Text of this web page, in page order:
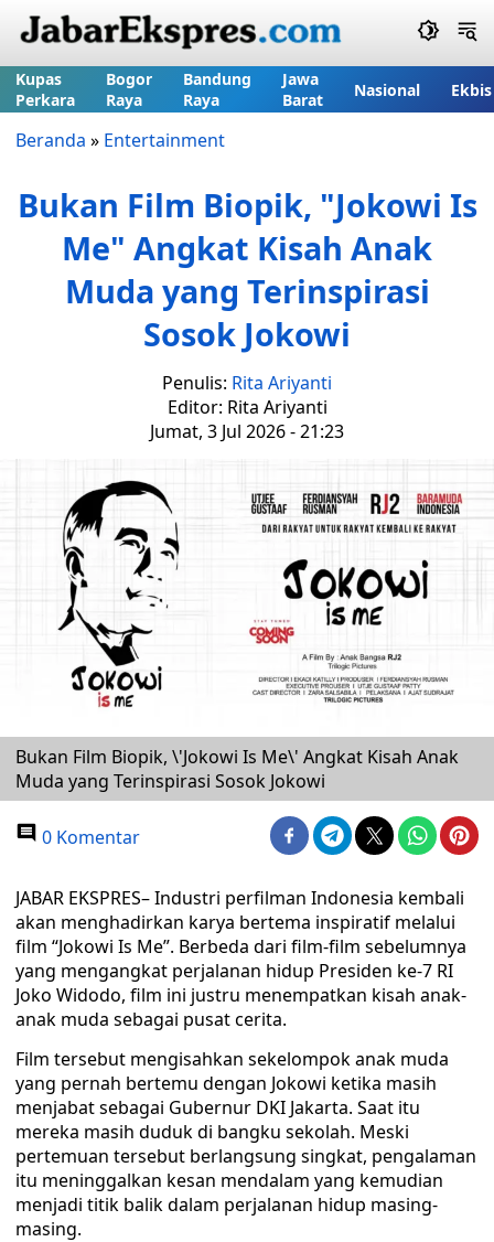
Kupas
Perkara
Bogor
Raya
Bandung
Raya
Jawa
Barat
Nasional Ekbis
Beranda » Entertainment
Bukan Film Biopik, "Jokowi Is
Me" Angkat Kisah Anak
Muda yang Terinspirasi
Sosok Jokowi
Penulis: Rita Ariyanti
Editor: Rita Ariyanti
Jumat, 3 Jul 2026 - 21:23
Bukan Film Biopik, \'Jokowi Is Me\' Angkat Kisah Anak
Muda yang Terinspirasi Sosok Jokowi
0 Komentar
JABAR EKSPRES– Industri perfilman Indonesia kembali
akan menghadirkan karya bertema inspiratif melalui
film “Jokowi Is Me”. Berbeda dari film-film sebelumnya
yang mengangkat perjalanan hidup Presiden ke-7 RI
Joko Widodo, film ini justru menempatkan kisah anak-
anak muda sebagai pusat cerita.
Film tersebut mengisahkan sekelompok anak muda
yang pernah bertemu dengan Jokowi ketika masih
menjabat sebagai Gubernur DKI Jakarta. Saat itu
mereka masih duduk di bangku sekolah. Meski
pertemuan tersebut berlangsung singkat, pengalaman
itu meninggalkan kesan mendalam yang kemudian
menjadi titik balik dalam perjalanan hidup masing-
masing.